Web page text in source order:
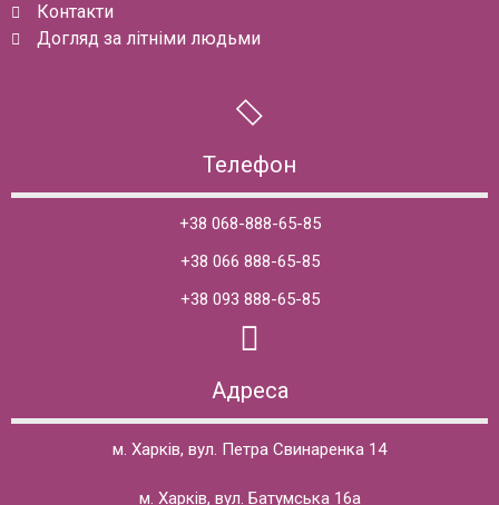
Контакти
Догляд за літніми людьми
Телефон
+38 068-888-65-85
+38 066 888-65-85
+38 093 888-65-85
Адреса
м. Харків, вул. Петра Свинаренка 14
м. Харків, вул. Батумська 16а